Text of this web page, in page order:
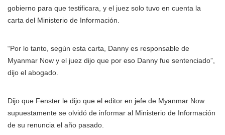
gobierno para que testificara, y el juez solo tuvo en cuenta la
carta del Ministerio de Información.
“Por lo tanto, según esta carta, Danny es responsable de
Myanmar Now y el juez dijo que por eso Danny fue sentenciado”,
dijo el abogado.
Dijo que Fenster le dijo que el editor en jefe de Myanmar Now
supuestamente se olvidó de informar al Ministerio de Información
de su renuncia el año pasado.